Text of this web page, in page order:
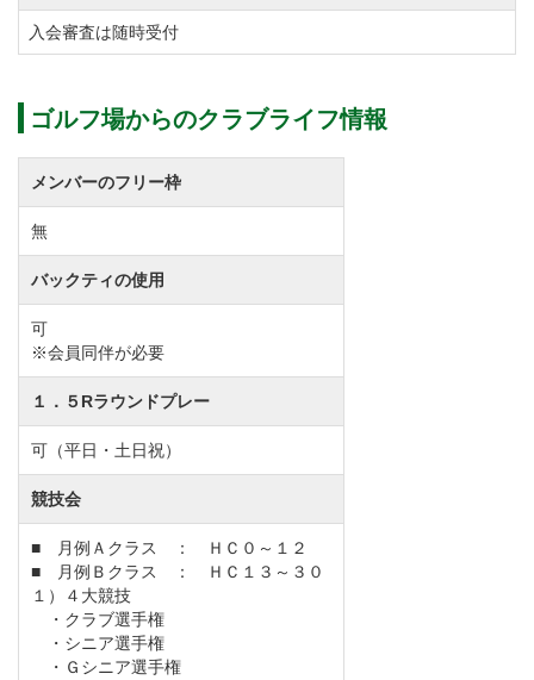
※正会員の「同一法人内記名者変更料」「同一親族内
の名義変更料」「平日会員一般譲渡名義書換料」は変
正会員の新規募集に伴い、名義書換を下記のとおり停
止します。
①名義書換停止期間
令和6年8月1日から同年12月30日まで（終了日は予
②停止する会員権種別
正会員の譲渡手続きを停止します。
名義書換を下記のとおり再開します。
①実施：令和７年１月６日より
②名義書換料：2,200,000円（税込）
名義書換料を下記のとおり改定します。
①実施…令和8年10月1日書類受付分より
②名義書換料
※正会員の名義書換料は従来通り
□正会員
同一法人内の記名者変更料【改定前】440,000円（税
入会審査は随時受付
ゴルフ場からのクラブライフ情報
メンバーのフリー枠
無
バックティの使用
可
※会員同伴が必要
１．５Rラウンドプレー
可（平日・土日祝）
競技会
■ 月例Ａクラス ： ＨＣ０～１２
■ 月例Ｂクラス ： ＨＣ１３～３０
１）４大競技
・クラブ選手権
・シニア選手権
・Ｇシニア選手権